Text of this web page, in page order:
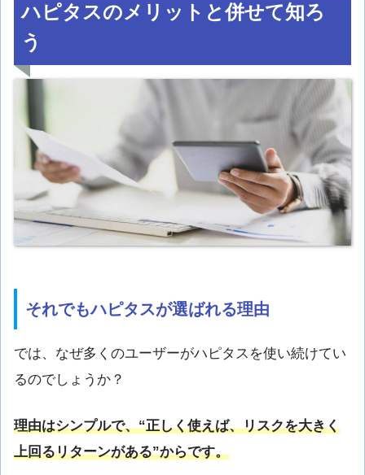
ハピタスのメリットと併せて知ろ
う
それでもハピタスが選ばれる理由
では、なぜ多くのユーザーがハピタスを使い続けてい
るのでしょうか？
理由はシンプルで、“正しく使えば、リスクを大きく
上回るリターンがある”からです。